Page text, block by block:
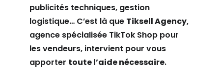
publicités techniques, gestion
logistique… C’est là que Tiksell Agency,
agence spécialisée TikTok Shop pour
les vendeurs, intervient pour vous
apporter toute l’aide nécessaire.